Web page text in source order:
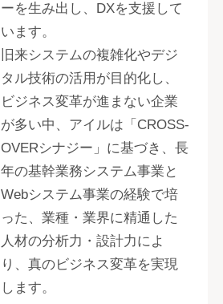
ーを生み出し、DXを支援して
います。
旧来システムの複雑化やデジ
タル技術の活用が目的化し、
ビジネス変革が進まない企業
が多い中、アイルは「CROSS-
OVERシナジー」に基づき、長
年の基幹業務システム事業と
Webシステム事業の経験で培
った、業種・業界に精通した
人材の分析力・設計力によ
り、真のビジネス変革を実現
します。